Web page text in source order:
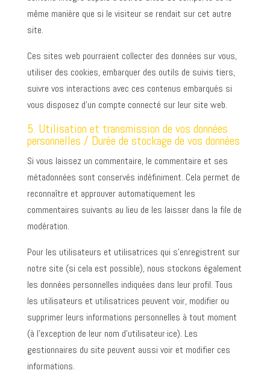
même manière que si le visiteur se rendait sur cet autre
site.
Ces sites web pourraient collecter des données sur vous,
utiliser des cookies, embarquer des outils de suivis tiers,
suivre vos interactions avec ces contenus embarqués si
vous disposez d’un compte connecté sur leur site web.
5. Utilisation et transmission de vos données
personnelles / Durée de stockage de vos données
Si vous laissez un commentaire, le commentaire et ses
métadonnées sont conservés indéfiniment. Cela permet de
reconnaître et approuver automatiquement les
commentaires suivants au lieu de les laisser dans la file de
modération.
Pour les utilisateurs et utilisatrices qui s’enregistrent sur
notre site (si cela est possible), nous stockons également
les données personnelles indiquées dans leur profil. Tous
les utilisateurs et utilisatrices peuvent voir, modifier ou
supprimer leurs informations personnelles à tout moment
(à l’exception de leur nom d’utilisateur·ice). Les
gestionnaires du site peuvent aussi voir et modifier ces
informations.